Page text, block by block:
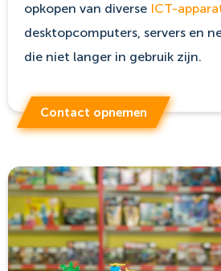
opkopen van diverse ICT-
desktopcomputers, servers en
die niet langer in gebruik zijn.
Contact opnemen